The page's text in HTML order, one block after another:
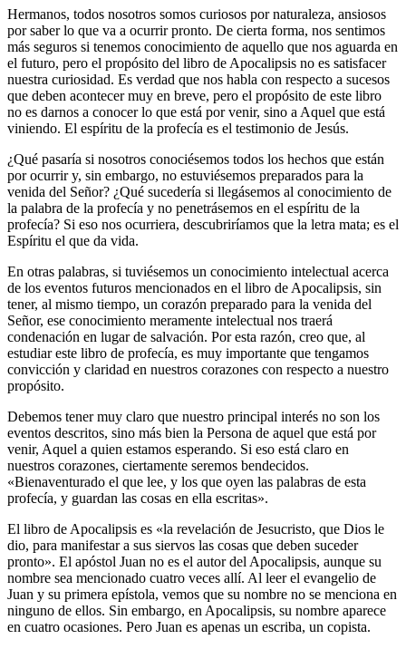
Hermanos, todos nosotros somos curiosos por naturaleza, ansiosos
por saber lo que va a ocurrir pronto. De cierta forma, nos sentimos
más seguros si tenemos conocimiento de aquello que nos aguarda en
el futuro, pero el propósito del libro de Apocalipsis no es satisfacer
nuestra curiosidad. Es verdad que nos habla con respecto a sucesos
que deben acontecer muy en breve, pero el propósito de este libro
no es darnos a conocer lo que está por venir, sino a Aquel que está
viniendo. El espíritu de la profecía es el testimonio de Jesús.
¿Qué pasaría si nosotros conociésemos todos los hechos que están
por ocurrir y, sin embargo, no estuviésemos preparados para la
venida del Señor? ¿Qué sucedería si llegásemos al conocimiento de
la palabra de la profecía y no penetrásemos en el espíritu de la
profecía? Si eso nos ocurriera, descubriríamos que la letra mata; es el
Espíritu el que da vida.
En otras palabras, si tuviésemos un conocimiento intelectual acerca
de los eventos futuros mencionados en el libro de Apocalipsis, sin
tener, al mismo tiempo, un corazón preparado para la venida del
Señor, ese conocimiento meramente intelectual nos traerá
condenación en lugar de salvación. Por esta razón, creo que, al
estudiar este libro de profecía, es muy importante que tengamos
convicción y claridad en nuestros corazones con respecto a nuestro
propósito.
Debemos tener muy claro que nuestro principal interés no son los
eventos descritos, sino más bien la Persona de aquel que está por
venir, Aquel a quien estamos esperando. Si eso está claro en
nuestros corazones, ciertamente seremos bendecidos.
«Bienaventurado el que lee, y los que oyen las palabras de esta
profecía, y guardan las cosas en ella escritas».
El libro de Apocalipsis es «la revelación de Jesucristo, que Dios le
dio, para manifestar a sus siervos las cosas que deben suceder
pronto». El apóstol Juan no es el autor del Apocalipsis, aunque su
nombre sea mencionado cuatro veces allí. Al leer el evangelio de
Juan y su primera epístola, vemos que su nombre no se menciona en
ninguno de ellos. Sin embargo, en Apocalipsis, su nombre aparece
en cuatro ocasiones. Pero Juan es apenas un escriba, un copista.